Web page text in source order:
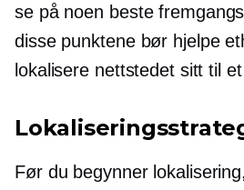
se på noen beste
disse punktene bør hjelpe
lokalisere nettstedet sitt til
Før du begynner